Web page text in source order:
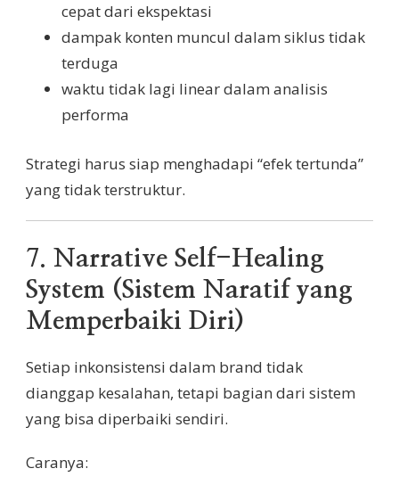
cepat dari ekspektasi
dampak konten muncul dalam siklus tidak
terduga
waktu tidak lagi linear dalam analisis
performa
Strategi harus siap menghadapi “efek tertunda”
yang tidak terstruktur.
7. Narrative Self-Healing
System (Sistem Naratif yang
Memperbaiki Diri)
Setiap inkonsistensi dalam brand tidak
dianggap kesalahan, tetapi bagian dari sistem
yang bisa diperbaiki sendiri.
Caranya: